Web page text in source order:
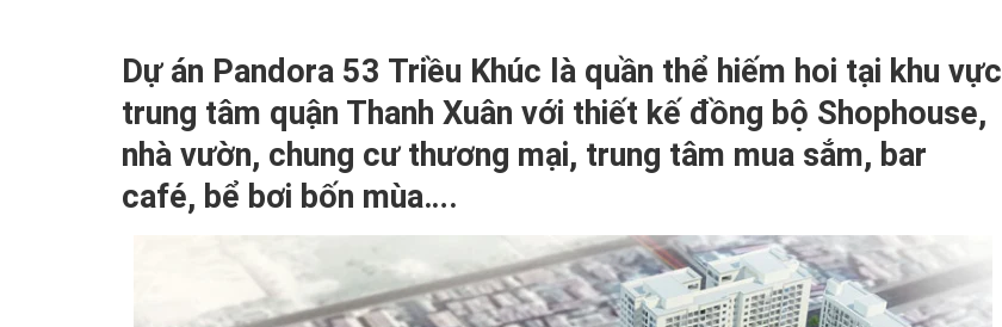
Dự án Pandora 53 Triều Khúc là quần thể hiếm hoi tại khu vực
trung tâm quận Thanh Xuân với thiết kế đồng bộ Shophouse,
nhà vườn, chung cư thương mại, trung tâm mua sắm, bar
café, bể bơi bốn mùa….